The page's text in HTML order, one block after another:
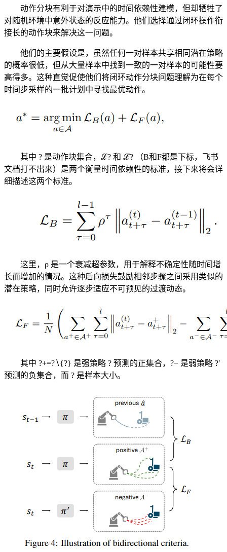
动作分块有利于对演示中的时间依赖性建模，但却牺牲了
对随机环境中意外状态的反应能力。他们选择通过闭环操作衔
接长的动作块来解决这一问题。
他们的主要假设是，虽然任何一对样本共享相同潜在策略
的概率很低，但从大量样本中找到一致的一对样本的可能性要
高得多。这种直觉促使他们将闭环动作分块问题理解为在每个
时间步采样的一批计划中寻找最优动作。
其中 ? 是动作块集合，ℒ? 和 ℒ? （B和F都是下标，飞书
文档打不出来）是两个衡量时间依赖性的标准，接下来将会详
细描述这两个标准。
这里，ρ 是一个衰减超参数，用于解释不确定性随时间增
长而增加的情况。这种后向损失鼓励相邻步骤之间采用类似的
潜在策略，同时允许逐步适应不可预见的过渡动态。
其中 ?+=?∖{?} 是强策略 ? 预测的正集合，?− 是弱策略 ?′
预测的负集合，而 ? 是样本大小。